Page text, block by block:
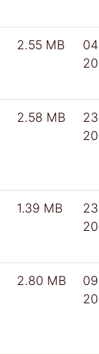
2.55 MB
2.58 MB
1.39 MB
2.80 MB